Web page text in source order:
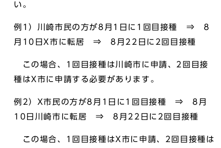
い。
例1）川崎市民の方が8月1日に1回目接種 ⇒ 8
月10日X市に転居 ⇒ 8月22日に2回目接種
この場合、1回目接種は川崎市に申請、2回目接
種はX市に申請する必要があります。
例2）X市民の方が8月1日に1回目接種 ⇒ 8月
10日川崎市に転居 ⇒ 8月22日に2回目接種
この場合、1回目接種はX市に申請、2回目接種は